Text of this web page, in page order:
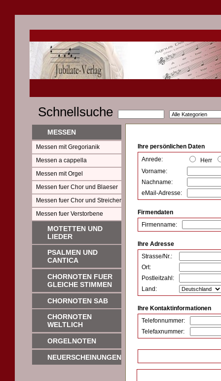
Schnellsuche
MESSEN
Messen mit Gregorianik
Messen a cappella
Messen mit Orgel
Messen fuer Chor und Blaeser
Messen fuer Chor und Streicher
Messen fuer Verstorbene
MOTETTEN UND
LIEDER
PSALMEN UND
CANTICA
CHORNOTEN FUER
GLEICHE STIMMEN
CHORNOTEN SAB
CHORNOTEN
WELTLICH
ORGELNOTEN
NEUERSCHEINUNGEN
Ihre persönlichen Daten
Anrede:
Herr
Vorname:
Nachname:
eMail-Adresse:
Firmendaten
Firmenname:
Ihre Adresse
Strasse/Nr.:
Ort:
Postleitzahl:
Land:
Ihre Kontaktinformationen
Telefonnummer:
Telefaxnummer: